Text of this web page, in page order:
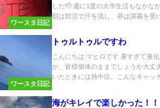
ワースタ日記
した🫡 週に1度の大学生活もなかな
朝は部活で汗を流し、昼は講義を受
ワースタ日記
トゥルトゥルですわ
こんにちは マヒロです 暑すぎて液
が、皆様個体のままでしょうか大丈
いたときには熱中症。こんなキャッ
海がキレイで楽しかった！！